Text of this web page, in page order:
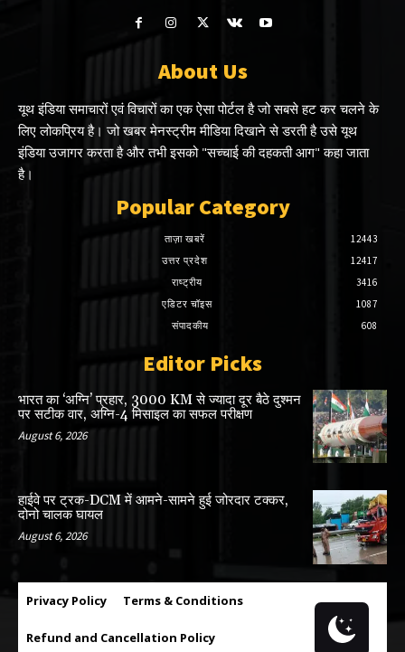
About Us
यूथ इंडिया समाचारों एवं विचारों का एक ऐसा पोर्टल है जो सबसे हट कर चलने के
लिए लोकप्रिय है। जो खबर मेनस्ट्रीम मीडिया दिखाने से डरती है उसे यूथ
इंडिया उजागर करता है और तभी इसको "सच्चाई की दहकती आग" कहा जाता
है।
Popular Category
ताज़ा खबरें
12443
उत्तर प्रदेश
12417
राष्ट्रीय
3416
एडिटर चॉइस
1087
संपादकीय
608
Editor Picks
भारत का ‘अग्नि’ प्रहार, 3000 KM से ज्यादा दूर बैठे दुश्मन
पर सटीक वार, अग्नि-4 मिसाइल का सफल परीक्षण
August 6, 2026
हाईवे पर ट्रक-DCM में आमने-सामने हुई जोरदार टक्कर,
दोनो चालक घायल
August 6, 2026
Privacy Policy Terms & Conditions
Refund and Cancellation Policy